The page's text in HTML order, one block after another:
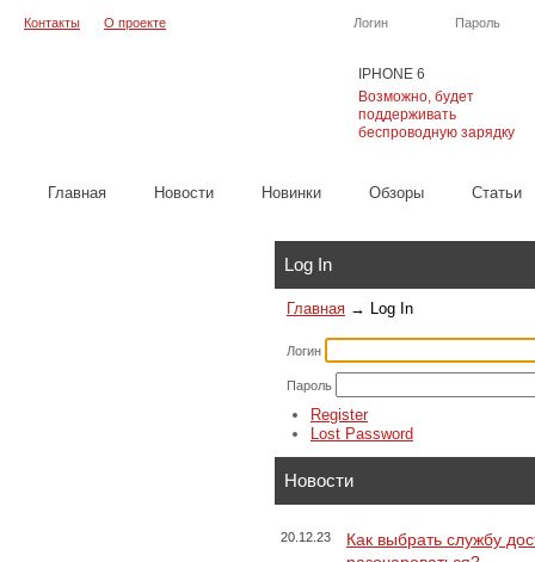
IPHONE 6
Возможно, будет
поддерживать
беспроводную зарядку
Логин Пароль
Контакты О проекте
Главная Новости Новинки Обзоры Cтатьи
Log In
Главная → Log In
Логин
Пароль
Register
Lost Password
Новости
20.12.23
Как выбрать службу